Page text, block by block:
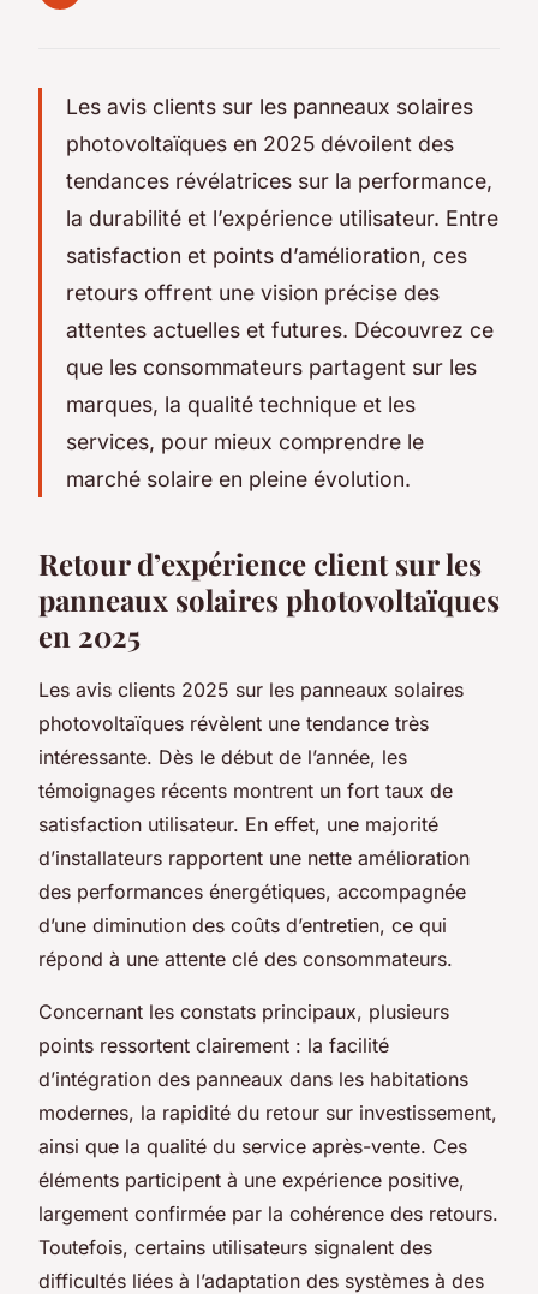
Les avis clients sur les panneaux solaires
photovoltaïques en 2025 dévoilent des
tendances révélatrices sur la performance,
la durabilité et l’expérience utilisateur. Entre
satisfaction et points d’amélioration, ces
retours offrent une vision précise des
attentes actuelles et futures. Découvrez ce
que les consommateurs partagent sur les
marques, la qualité technique et les
services, pour mieux comprendre le
marché solaire en pleine évolution.
Retour d’expérience client sur les
panneaux solaires photovoltaïques
en 2025
Les avis clients 2025 sur les panneaux solaires
photovoltaïques révèlent une tendance très
intéressante. Dès le début de l’année, les
témoignages récents montrent un fort taux de
satisfaction utilisateur. En effet, une majorité
d’installateurs rapportent une nette amélioration
des performances énergétiques, accompagnée
d’une diminution des coûts d’entretien, ce qui
répond à une attente clé des consommateurs.
Concernant les constats principaux, plusieurs
points ressortent clairement : la facilité
d’intégration des panneaux dans les habitations
modernes, la rapidité du retour sur investissement,
ainsi que la qualité du service après-vente. Ces
éléments participent à une expérience positive,
largement confirmée par la cohérence des retours.
Toutefois, certains utilisateurs signalent des
difficultés liées à l’adaptation des systèmes à des